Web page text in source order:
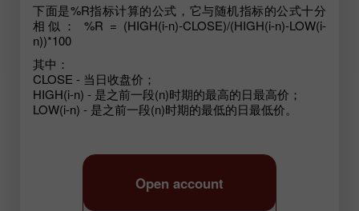
下面是%R指标计算的公式，它与随机指标的公式十分
相似： %R = (HIGH(i-n)-CLOSE)/(HIGH(i-n)-LOW(i-
n))*100
其中：
CLOSE - 当日收盘价；
HIGH(i-n) - 是之前一段(n)时期的最高的日最高价；
LOW(i-n) - 是之前一段(n)时期的最低的日最低价。
Open account